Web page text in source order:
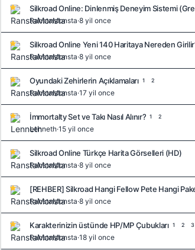
RanstaMonsta·8 yil once
RanstaMonsta·8 yil once
Oyundaki Zehirlerin Açıklamaları 1 2
RanstaMonsta·17 yil once
İmmortalty Set ve Takı Nasıl Alınır? 1 2
Lenneth·15 yil once
Silkroad Online Türkçe Harita Görselleri (HD)
RanstaMonsta·8 yil once
[REHBER] Silkroad Hangi Fellow Pete Hangi
RanstaMonsta·8 yil once
Karakterinizin üstünde HP/MP Çubukları 1 2 3
RanstaMonsta·18 yil once